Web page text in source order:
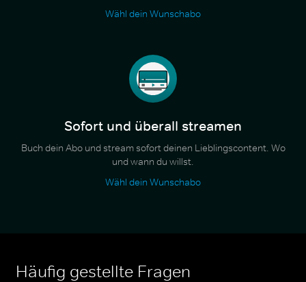
Wähl dein Wunschabo
Sofort und überall streamen
Buch dein Abo und stream sofort deinen Lieblingscontent. Wo
und wann du willst.
Wähl dein Wunschabo
Häufig gestellte Fragen